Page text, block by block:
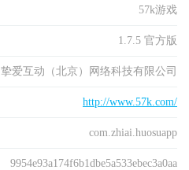
57k游戏
1.7.5 官方版
挚爱互动（北京）网络科技有限公司
http://www.57k.com/
com.zhiai.huosuapp
9954e93a174f6b1dbe5a533ebec3a0aa